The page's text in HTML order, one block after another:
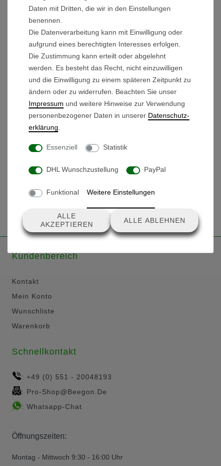
Produkte, die dir auch gefallen könnten
Vorderrad - Typ 1 - Silber
Kundenbereich
Kontakt
Mein Konto
Wunschliste
Warenkorb
Schnellkontakt
: +49 (0) 551 - 20048193
: Pro-Shop@beegon.de
: Whatsapp-Chat
Öffnungszeiten:
Montag - Mittwoch 9:30 - 16:00 Uhr
Daten mit Dritten, die wir in den Einstellungen
benennen.
Die Datenverarbeitung kann mit Einwilligung oder
aufgrund eines berechtigten Interesses erfolgen.
Die Zustimmung kann erteilt oder abgelehnt
werden. Es besteht das Recht, nicht einzuwilligen
und die Einwilligung zu einem späteren Zeitpunkt zu
ändern oder zu widerrufen. Beachten Sie unser
Impressum und weitere Hinweise zur Verwendung
personenbezogener Daten in unserer Daten­schutz­
erklärung
Essenziell Statistik
DHL Wunschzustellung PayPal
Funktional Weitere Einstellungen
ALLE
AKZEPTIEREN
ALLE ABLEHNEN